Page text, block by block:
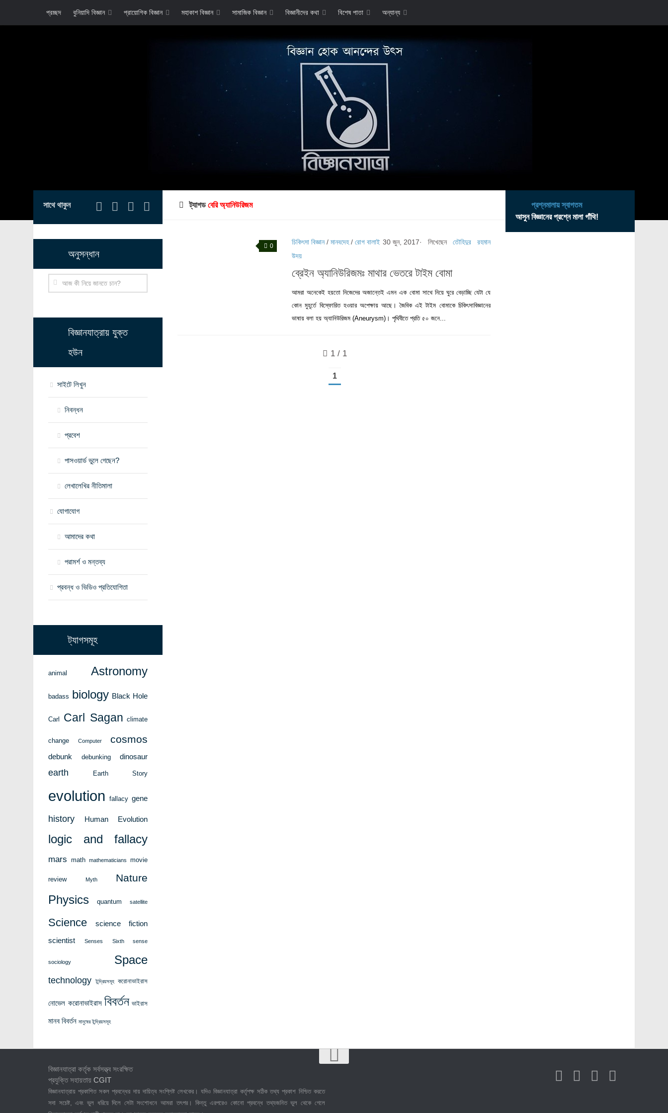
প্রচ্ছদ বুনিয়াদি বিজ্ঞান প্রায়োগিক বিজ্ঞান মহাকাশ বিজ্ঞান সামাজিক বিজ্ঞান বিজ্ঞানীদের কথা বিশেষ পাতা অন্যান্য
ট্যাগডবেরি অ্যানিউরিজম
0 চিকিৎসা বিজ্ঞান/মানবদেহ/রোগ বালাই 30 জুন, 2017· লিখেছেন তৌহিদুর রহমান
উদয়
ব্রেইন অ্যানিউরিজমঃ মাথার ভেতরে টাইম বোমা
আমরা অনেকেই হয়তো নিজেদের অজান্তেই এমন এক বোমা সাথে নিয়ে ঘুরে বেড়াচ্ছি যেটা যে
কোন মুহূর্তে বিস্ফোরিত হওয়ার অপেক্ষায় আছে। জৈবিক এই টাইম বোমাকে চিকিৎসাবিজ্ঞানের
ভাষায় বলা হয় অ্যানিউরিজম (Aneurysm)। পৃথিবীতে প্রতি ৫০ জনে...
1 / 1
1
সাথে থাকুন
অনুসন্ধান
বিজ্ঞানযাত্রায় যুক্ত
হউন
সাইটে লিখুন
নিবন্ধন
প্রবেশ
পাসওয়ার্ড ভুলে গেছেন?
লেখালেখির নীতিমালা
যোগাযোগ
আমাদের কথা
পরামর্শ ও মন্তব্য
প্রবন্ধ ও ভিডিও প্রতিযোগিতা
ট্যাগসমূহ
animal Astronomy
badass biology Black Hole
Carl Carl Sagan climate
change Computer cosmos
debunk debunking dinosaur
earth Earth Story
evolution fallacy gene
history Human Evolution
logic and fallacy
mars math mathematicians movie
review Myth Nature
Physics quantum satellite
Science science fiction
scientist Senses Sixth sense
sociology Space
technology ইন্দ্রিয়সমূহ করোনাভাইরাস
নোভেল করোনাভাইরাস বিবর্তন ভাইরাস
মানব বিবর্তন মানুষের ইন্দ্রিয়সমূহ
প্রশ্নমালায় স্বাগতম
আসুন বিজ্ঞানের প্রশ্নে মালা গাঁথি!
বিজ্ঞানযাত্রা কর্তৃক সর্বসত্ত্ব সংরক্ষিত
প্রযুক্তি সহায়তায়CGIT
বিজ্ঞানযাত্রায় প্রকাশিত সকল প্রবন্ধের দায় দায়িত্ব সংশ্লিষ্ট লেখকের। যদিও বিজ্ঞানযাত্রা কর্তৃপক্ষ সঠিক তথ্য প্রকাশ নিশ্চিত করতে
সদা সচেষ্ট, এবং ভুল ধরিয়ে দিলে সেটা সংশোধনে আমরা তৎপর। কিন্তু এরপরেও কোনো প্রবন্ধে তথ্যজনিত ভুল থেকে গেলে